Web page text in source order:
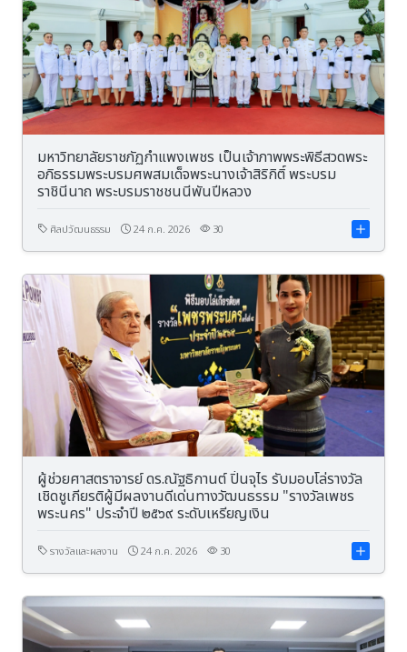
มหาวิทยาลัยราชภัฏกำแพงเพชร เป็นเจ้าภาพพระพิธีสวดพระ
อภิธรรมพระบรมศพสมเด็จพระนางเจ้าสิริกิติ์ พระบรม
ราชินีนาถ พระบรมราชชนนีพันปีหลวง
ศิลปวัฒนธรรม 24 ก.ค. 2026 30
ผู้ช่วยศาสตราจารย์ ดร.ณัฐธิกานต์ ปิ่นจุไร รับมอบโล่รางวัล
เชิดชูเกียรติผู้มีผลงานดีเด่นทางวัฒนธรรม "รางวัลเพชร
พระนคร" ประจำปี ๒๕๖๙ ระดับเหรียญเงิน
รางวัลและผลงาน 24 ก.ค. 2026 30